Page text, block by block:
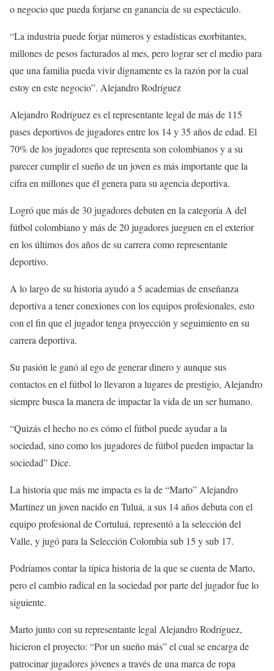
o negocio que pueda forjarse en ganancia de su espectáculo.
“La industria puede forjar números y estadísticas exorbitantes,
millones de pesos facturados al mes, pero lograr ser el medio para
que una familia pueda vivir dignamente es la razón por la cual
estoy en este negocio”. Alejandro Rodríguez
Alejandro Rodríguez es el representante legal de más de 115
pases deportivos de jugadores entre los 14 y 35 años de edad. El
70% de los jugadores que representa son colombianos y a su
parecer cumplir el sueño de un joven es más importante que la
cifra en millones que él genera para su agencia deportiva.
Logró que más de 30 jugadores debuten en la categoría A del
fútbol colombiano y más de 20 jugadores jueguen en el exterior
en los últimos dos años de su carrera como representante
deportivo.
A lo largo de su historia ayudó a 5 academias de enseñanza
deportiva a tener conexiones con los equipos profesionales, esto
con el fin que el jugador tenga proyección y seguimiento en su
carrera deportiva.
Su pasión le ganó al ego de generar dinero y aunque sus
contactos en el fútbol lo llevaron a lugares de prestigio, Alejandro
siempre busca la manera de impactar la vida de un ser humano.
“Quizás el hecho no es cómo el fútbol puede ayudar a la
sociedad, sino como los jugadores de fútbol pueden impactar la
sociedad” Dice.
La historia que más me impacta es la de “Marto” Alejandro
Martínez un joven nacido en Tuluá, a sus 14 años debuta con el
equipo profesional de Cortuluá, representó a la selección del
Valle, y jugó para la Selección Colombia sub 15 y sub 17.
Podríamos contar la típica historia de la que se cuenta de Marto,
pero el cambio radical en la sociedad por parte del jugador fue lo
siguiente.
Marto junto con su representante legal Alejandro Rodríguez,
hicieron el proyecto: “Por un sueño más” el cual se encarga de
patrocinar jugadores jóvenes a través de una marca de ropa